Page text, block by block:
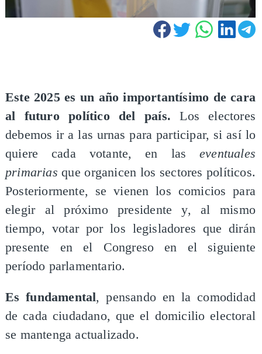
Este 2025 es un año importantísimo de cara
al futuro político del país. Los electores
debemos ir a las urnas para participar, si así lo
quiere cada votante, en laseventuales
primarias que organicen los sectores políticos.
Posteriormente, se vienen los comicios para
elegir al próximo presidente y, al mismo
tiempo, votar por los legisladores que dirán
presente en el Congreso en el siguiente
período parlamentario.
Es fundamental, pensando en la comodidad
de cada ciudadano, que el domicilio electoral
se mantenga actualizado.